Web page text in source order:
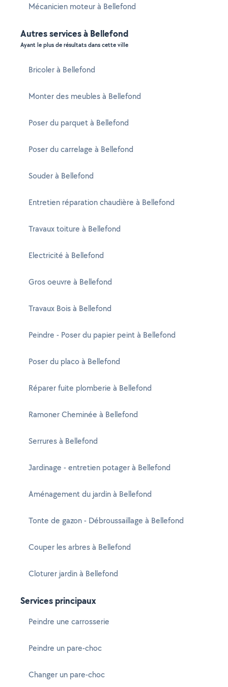
Mécanicien moteur à Bellefond
Autres services à Bellefond
Ayant le plus de résultats dans cette ville
Bricoler à Bellefond
Monter des meubles à Bellefond
Poser du parquet à Bellefond
Poser du carrelage à Bellefond
Souder à Bellefond
Entretien réparation chaudière à Bellefond
Travaux toiture à Bellefond
Electricité à Bellefond
Gros oeuvre à Bellefond
Travaux Bois à Bellefond
Peindre - Poser du papier peint à Bellefond
Poser du placo à Bellefond
Réparer fuite plomberie à Bellefond
Ramoner Cheminée à Bellefond
Serrures à Bellefond
Jardinage - entretien potager à Bellefond
Aménagement du jardin à Bellefond
Tonte de gazon - Débroussaillage à Bellefond
Couper les arbres à Bellefond
Cloturer jardin à Bellefond
Services principaux
Peindre une carrosserie
Peindre un pare-choc
Changer un pare-choc